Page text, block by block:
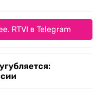
RTVI в Telegram